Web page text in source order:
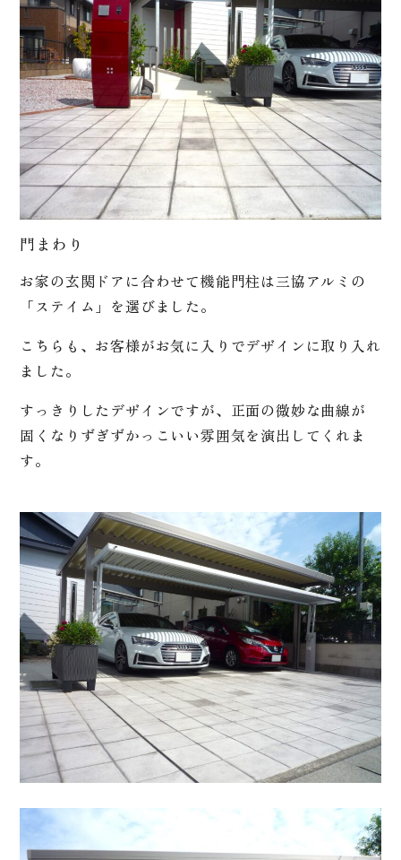
門まわり
お家の玄関ドアに合わせて機能門柱は三協アルミの
「ステイム」を選びました。
こちらも、お客様がお気に入りでデザインに取り入れ
ました。
すっきりしたデザインですが、正面の微妙な曲線が
固くなりずぎずかっこいい雰囲気を演出してくれま
す。